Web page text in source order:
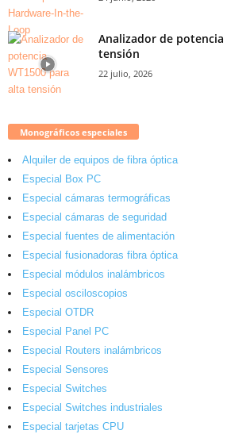
Analizador de potencia
tensión
22 julio, 2026
Monográficos especiales
Alquiler de equipos de fibra óptica
Especial Box PC
Especial cámaras termográficas
Especial cámaras de seguridad
Especial fuentes de alimentación
Especial fusionadoras fibra óptica
Especial módulos inalámbricos
Especial osciloscopios
Especial OTDR
Especial Panel PC
Especial Routers inalámbricos
Especial Sensores
Especial Switches
Especial Switches industriales
Especial tarjetas CPU